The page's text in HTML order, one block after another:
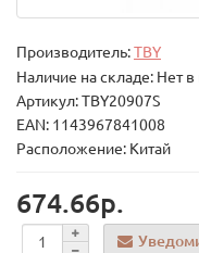
Производитель:TBY
Наличие на складе: Нет в
Артикул: TBY20907S
EAN: 1143967841008
Расположение: Китай
674.66р.